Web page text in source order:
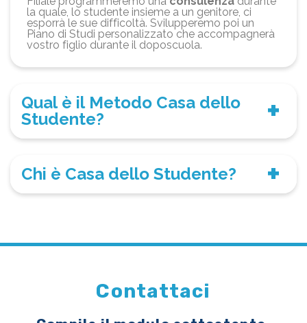
la quale, lo studente insieme a un genitore, ci
esporrà le sue difficoltà. Svilupperemo poi un
Piano di Studi personalizzato che accompagnerà
vostro figlio durante il doposcuola.
Qual è il Metodo Casa dello
Studente?
Chi è Casa dello Studente?
Contattaci